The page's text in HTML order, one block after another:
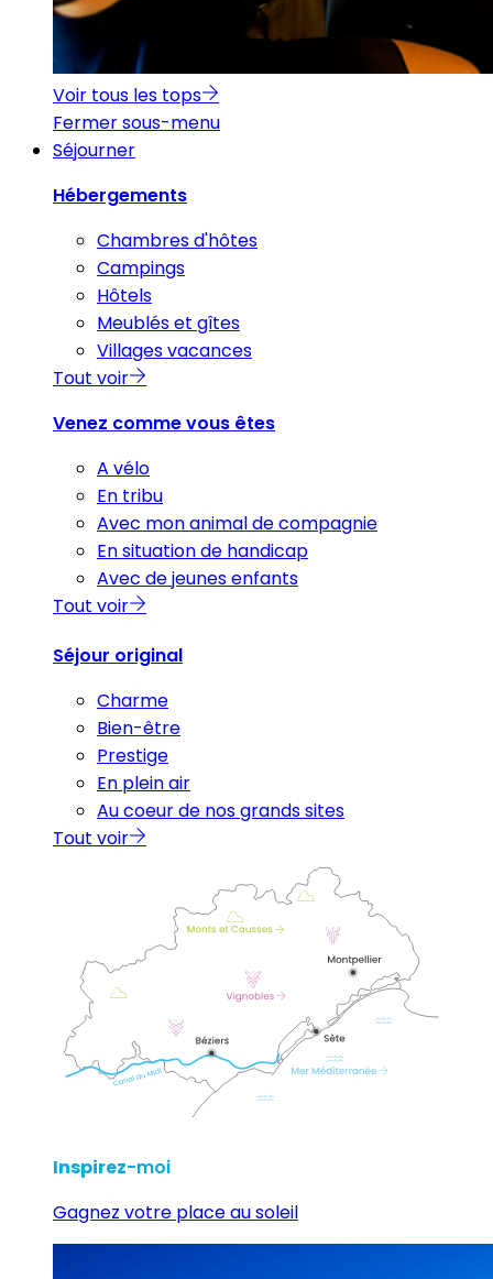
Voir tous les tops
Fermer sous-menu
Séjourner
Hébergements
Chambres d'hôtes
Campings
Hôtels
Meublés et gîtes
Villages vacances
Tout voir
Venez comme vous êtes
A vélo
En tribu
Avec mon animal de compagnie
En situation de handicap
Avec de jeunes enfants
Tout voir
Séjour original
Charme
Bien-être
Prestige
En plein air
Au coeur de nos grands sites
Tout voir
Inspirez-moi
Gagnez votre place au soleil